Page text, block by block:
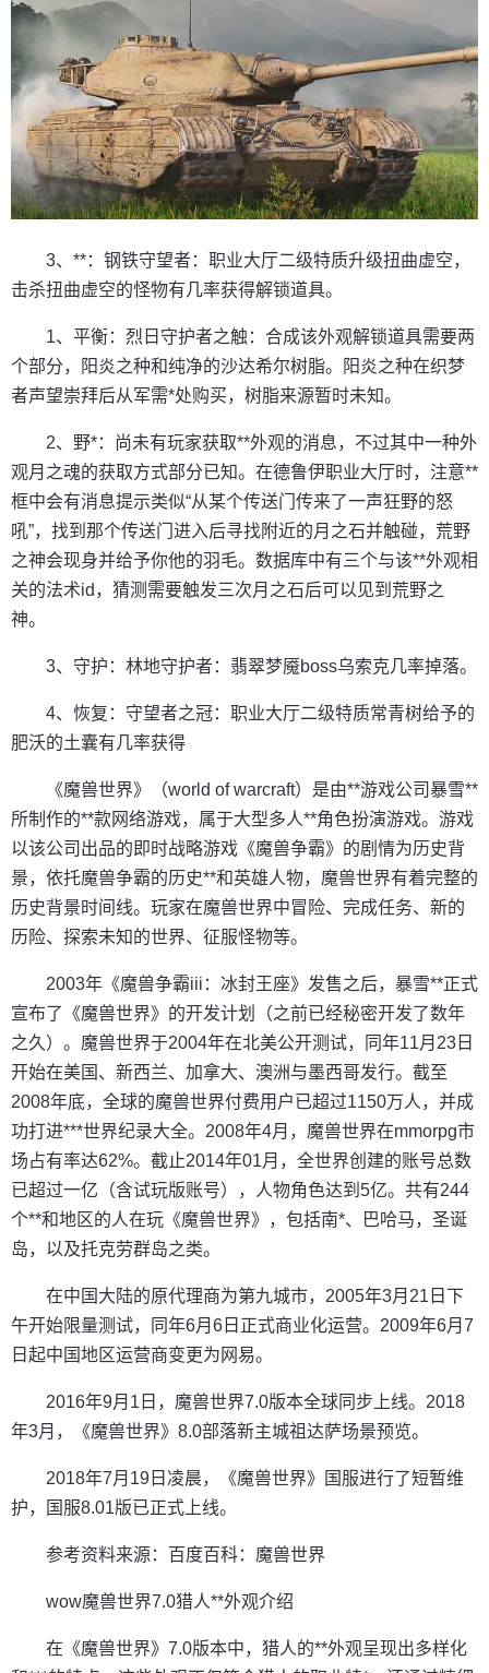
3、**：钢铁守望者：职业大厅二级特质升级扭曲虚空，
击杀扭曲虚空的怪物有几率获得解锁道具。
1、平衡：烈日守护者之触：合成该外观解锁道具需要两
个部分，阳炎之种和纯净的沙达希尔树脂。阳炎之种在织梦
者声望崇拜后从军需*处购买，树脂来源暂时未知。
2、野*：尚未有玩家获取**外观的消息，不过其中一种外
观月之魂的获取方式部分已知。在德鲁伊职业大厅时，注意**
框中会有消息提示类似“从某个传送门传来了一声狂野的怒
吼”，找到那个传送门进入后寻找附近的月之石并触碰，荒野
之神会现身并给予你他的羽毛。数据库中有三个与该**外观相
关的法术id，猜测需要触发三次月之石后可以见到荒野之
神。
3、守护：林地守护者：翡翠梦魇boss乌索克几率掉落。
4、恢复：守望者之冠：职业大厅二级特质常青树给予的
肥沃的土囊有几率获得
《魔兽世界》（world of warcraft）是由**游戏公司暴雪**
所制作的**款网络游戏，属于大型多人**角色扮演游戏。游戏
以该公司出品的即时战略游戏《魔兽争霸》的剧情为历史背
景，依托魔兽争霸的历史**和英雄人物，魔兽世界有着完整的
历史背景时间线。玩家在魔兽世界中冒险、完成任务、新的
历险、探索未知的世界、征服怪物等。
2003年《魔兽争霸iii：冰封王座》发售之后，暴雪**正式
宣布了《魔兽世界》的开发计划（之前已经秘密开发了数年
之久）。魔兽世界于2004年在北美公开测试，同年11月23日
开始在美国、新西兰、加拿大、澳洲与墨西哥发行。截至
2008年底，全球的魔兽世界付费用户已超过1150万人，并成
功打进***世界纪录大全。2008年4月，魔兽世界在mmorpg市
场占有率达62%。截止2014年01月，全世界创建的账号总数
已超过一亿（含试玩版账号），人物角色达到5亿。共有244
个**和地区的人在玩《魔兽世界》，包括南*、巴哈马，圣诞
岛，以及托克劳群岛之类。
在中国大陆的原代理商为第九城市，2005年3月21日下
午开始限量测试，同年6月6日正式商业化运营。2009年6月7
日起中国地区运营商变更为网易。
2016年9月1日，魔兽世界7.0版本全球同步上线。2018
年3月，《魔兽世界》8.0部落新主城祖达萨场景预览。
2018年7月19日凌晨，《魔兽世界》国服进行了短暂维
护，国服8.01版已正式上线。
参考资料来源：百度百科：魔兽世界
wow魔兽世界7.0猎人**外观介绍
在《魔兽世界》7.0版本中，猎人的**外观呈现出多样化